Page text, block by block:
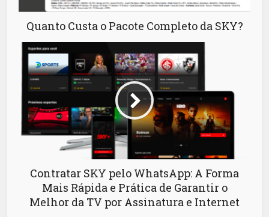
Quanto Custa o Pacote Completo da SKY?
Contratar SKY pelo WhatsApp: A Forma
Mais Rápida e Prática de Garantir o
Melhor da TV por Assinatura e Internet